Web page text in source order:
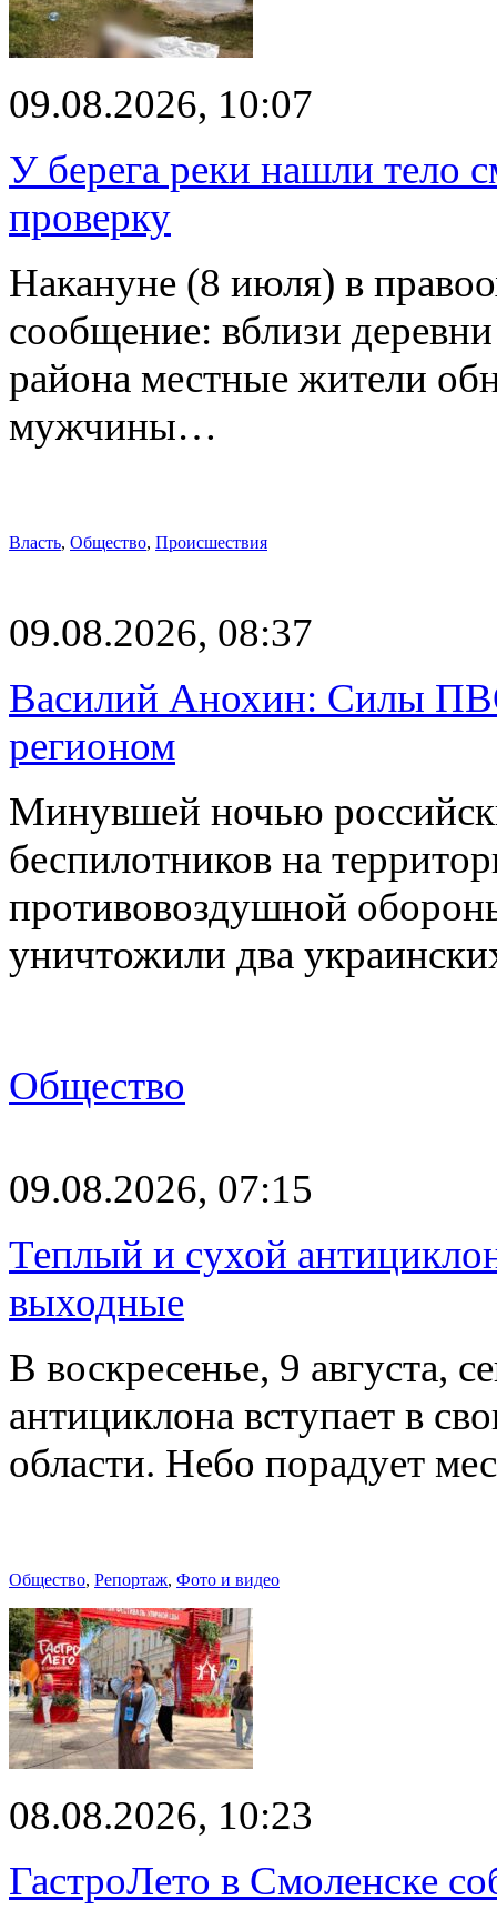
09.08.2026, 10:07
У берега реки нашли тело
проверку
Накануне (8 июля) в
сообщение: вблизи
района местные жители
мужчины…
Власть, Общество, Происшествия
09.08.2026, 08:37
Василий Анохин: Силы
регионом
Минувшей ночью
беспилотников на
противовоздушной
уничтожили два
Общество
09.08.2026, 07:15
Теплый и сухой
выходные
В воскресенье, 9 августа,
антициклона вступает в
области. Небо порадует
Общество, Репортаж, Фото и видео
08.08.2026, 10:23
ГастроЛето в Смоленске